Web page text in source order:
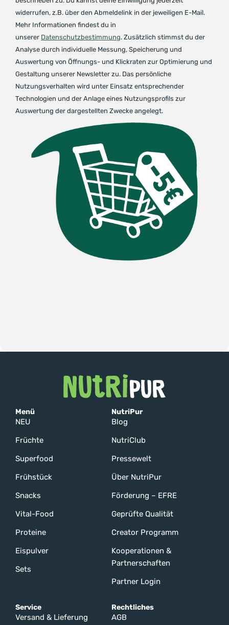
widerrufen, z.B. über den Abmeldelink in der jeweiligen E-Mail.
Mehr Informationen findest du in
unserer Datenschutzbestimmung. Zusätzlich stimmst du der
Analyse durch individuelle Messung, Speicherung und
Auswertung von Öffnungs- und Klickraten zur Optimierung und
Gestaltung unserer Newsletter zu. Das persönliche
Nutzungsverhalten wird unter Einsatz entsprechender
Technologien und der Anlage eines Nutzungsprofils zur
Auswertung der dargestellten Zwecke angelegt.
Menü
NEU
Früchte
Superfood
Frühstück
Snacks
Vital-Food
Proteine
Eispulver
Sets
NutriPur
Blog
NutriClub
Pressewelt
Über NutriPur
Förderung – EFRE
Geprüfte Qualität
Creator Programm
Kooperationen &
Partnerschaften
Partner Login
Service
Versand & Lieferung
Rechtliches
AGB